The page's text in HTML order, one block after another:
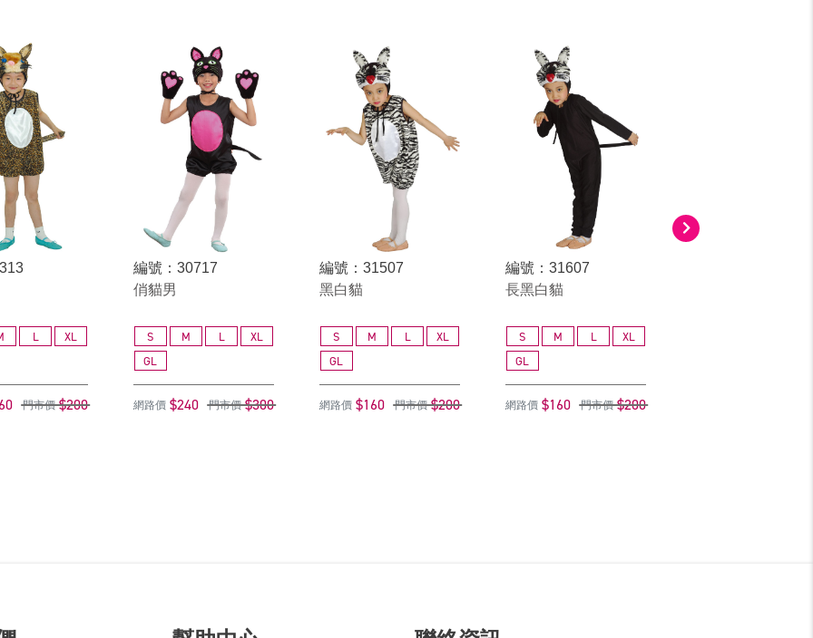
L XL
門市價 $200
編號：30717
俏貓男
S M L
XL
GL
網路價 $240 門市價 $300
編號：31507
黑白貓
S M L
XL
GL
網路價 $160 門市價 $200
編號：31607
長黑白貓
S M L
XL
GL
網路價 $160 門市價 $200